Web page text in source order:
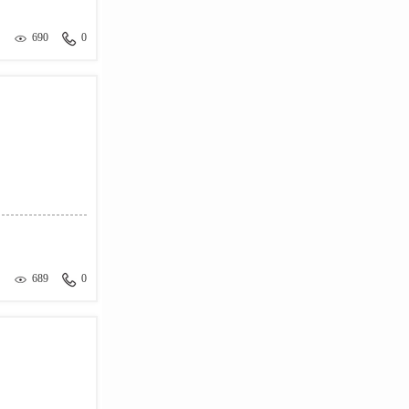
690 0
689 0